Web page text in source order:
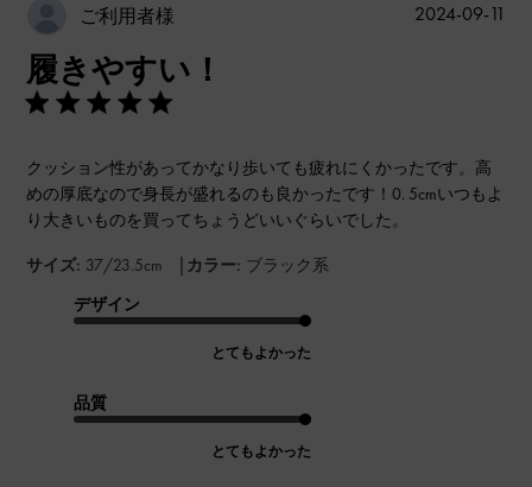
ご利用者様
履きやすい！
クッション性があってかなり歩いても疲れにくかったです。高
めの厚底なので身長が盛れるのも良かったです！0. 5cmいつもよ
り大きいものを買ってちょうどいいぐらいでした。
サイズ: 37/23.5cm | カラー: ブラック系
デザイン
とてもよかった
品質
とてもよかった
2024-09-11